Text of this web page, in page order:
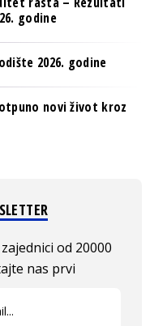
godine
2026. godine
novi život kroz
od 20000
nas prvi